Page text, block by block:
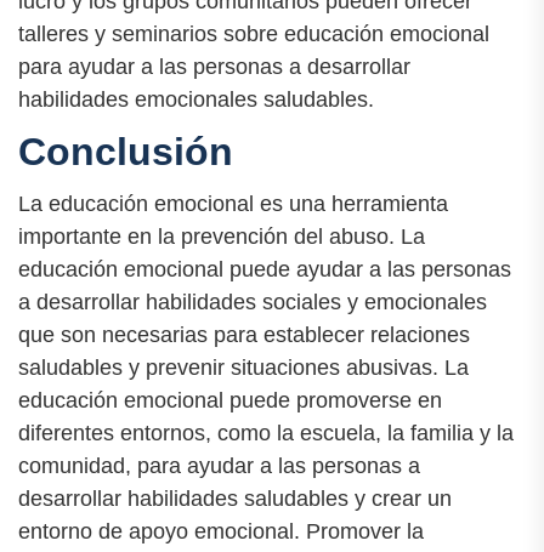
talleres y seminarios sobre educación emocional
para ayudar a las personas a desarrollar
habilidades emocionales saludables.
Conclusión
La educación emocional es una herramienta
importante en la prevención del abuso. La
educación emocional puede ayudar a las personas
a desarrollar habilidades sociales y emocionales
que son necesarias para establecer relaciones
saludables y prevenir situaciones abusivas. La
educación emocional puede promoverse en
diferentes entornos, como la escuela, la familia y la
comunidad, para ayudar a las personas a
desarrollar habilidades saludables y crear un
entorno de apoyo emocional. Promover la